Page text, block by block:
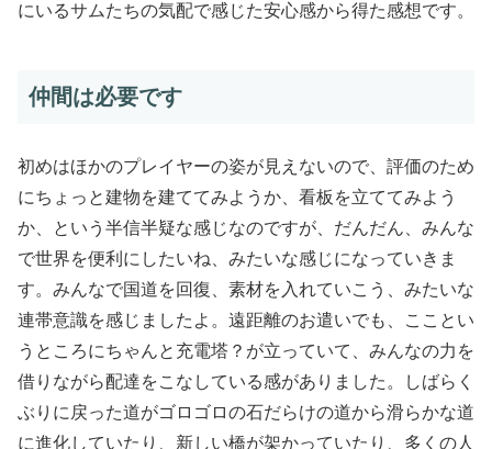
にいるサムたちの気配で感じた安心感から得た感想です。
仲間は必要です
初めはほかのプレイヤーの姿が見えないので、評価のため
にちょっと建物を建ててみようか、看板を立ててみよう
か、という半信半疑な感じなのですが、だんだん、みんな
で世界を便利にしたいね、みたいな感じになっていきま
す。みんなで国道を回復、素材を入れていこう、みたいな
連帯意識を感じましたよ。遠距離のお遣いでも、こことい
うところにちゃんと充電塔？が立っていて、みんなの力を
借りながら配達をこなしている感がありました。しばらく
ぶりに戻った道がゴロゴロの石だらけの道から滑らかな道
に進化していたり、新しい橋が架かっていたり、多くの人